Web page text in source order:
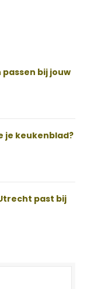
bij jouw
je keukenblad?
past bij